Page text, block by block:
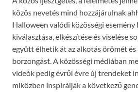
közös nevetés mind hozzájárulnak
Halloween valódi közösségi esemény
kiválasztása, elkészítése és viselése
együtt élhetik át az alkotás örömét
borzongást. A közösségi médiában
videók pedig évről évre új trendeket
miközben inspirálják a következő